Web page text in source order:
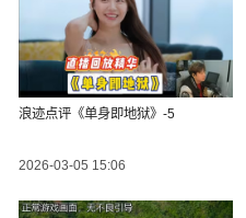
浪迹点评《单身即地狱》-5
2026-03-05 15:06